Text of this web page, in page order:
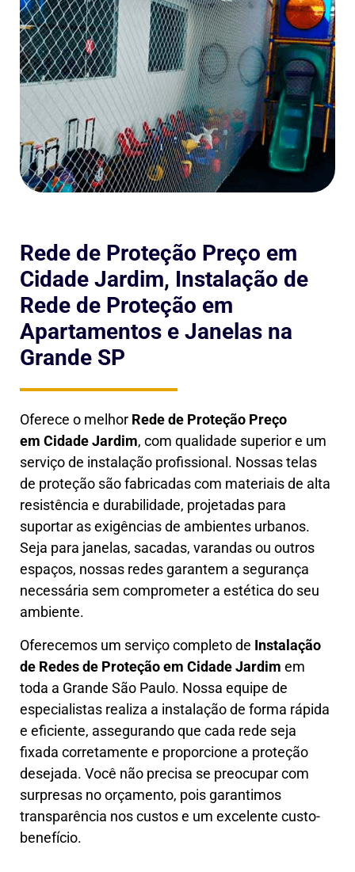
Rede de Proteção Preço em
Cidade Jardim, Instalação de
Rede de Proteção em
Apartamentos e Janelas na
Grande SP
Oferece o melhor Rede de Proteção Preço
em Cidade Jardim, com qualidade superior e um
serviço de instalação profissional. Nossas telas
de proteção são fabricadas com materiais de alta
resistência e durabilidade, projetadas para
suportar as exigências de ambientes urbanos.
Seja para janelas, sacadas, varandas ou outros
espaços, nossas redes garantem a segurança
necessária sem comprometer a estética do seu
ambiente.
Oferecemos um serviço completo de Instalação
de Redes de Proteção em Cidade Jardim em
toda a Grande São Paulo. Nossa equipe de
especialistas realiza a instalação de forma rápida
e eficiente, assegurando que cada rede seja
fixada corretamente e proporcione a proteção
desejada. Você não precisa se preocupar com
surpresas no orçamento, pois garantimos
transparência nos custos e um excelente custo-
benefício.